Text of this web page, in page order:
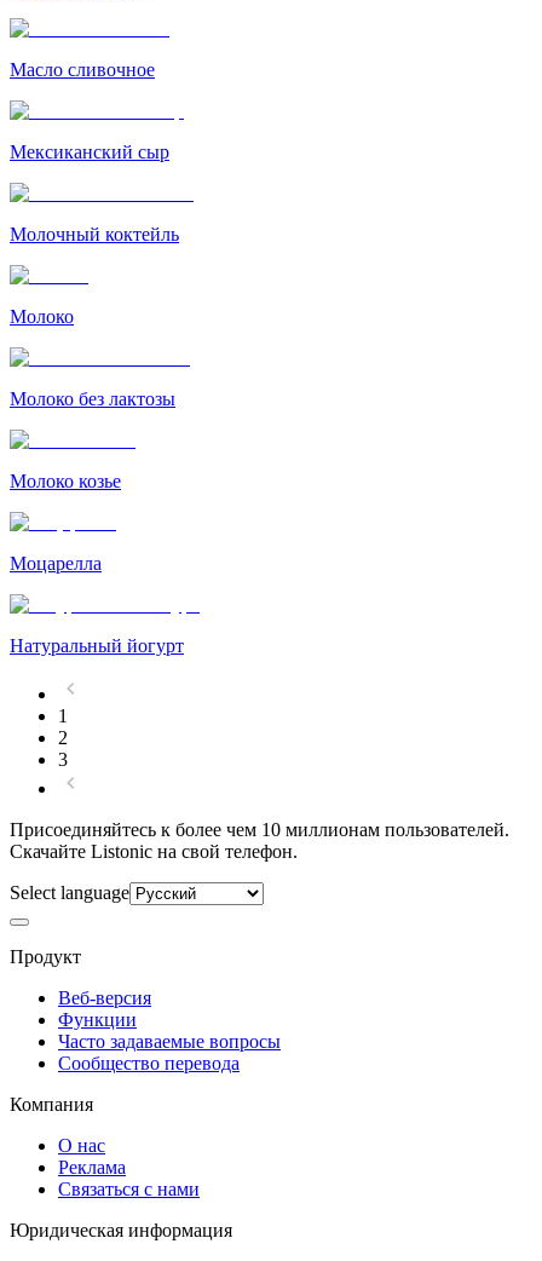
Масло сливочное
Мексиканский сыр
Молочный коктейль
Молоко
Молоко без лактозы
Молоко козье
Моцарелла
Натуральный йогурт
1
2
3
Присоединяйтесь к более чем 10 миллионам пользователей.
Скачайте Listonic на свой телефон.
Select language
Продукт
Веб-версия
Функции
Часто задаваемые вопросы
Сообщество перевода
Компания
О нас
Реклама
Связаться с нами
Юридическая информация